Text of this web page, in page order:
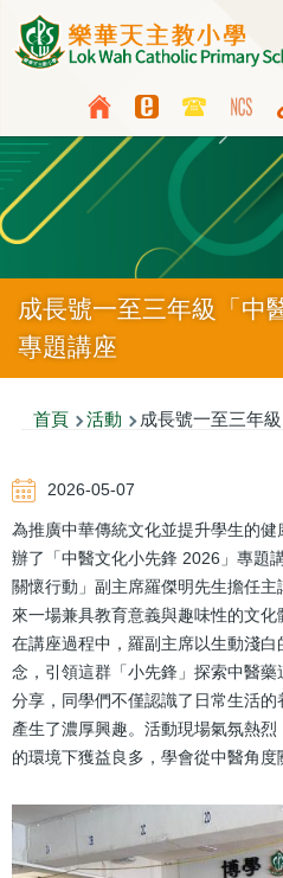
移至主內容
成長號一至三年級「中
專題講座
導
連
結
首頁 活動 成長號一至三年
2026-05-07
為推廣中華傳統文化並提升學生的
辦了「中醫文化小先鋒 2026」專題
關懷行動」副主席羅傑明先生擔任
來一場兼具教育意義與趣味性的文化
在講座過程中，羅副主席以生動淺
念，引領這群「小先鋒」探索中醫
分享，同學們不僅認識了日常生活
產生了濃厚興趣。活動現場氣氛熱
的環境下獲益良多，學會從中醫角度